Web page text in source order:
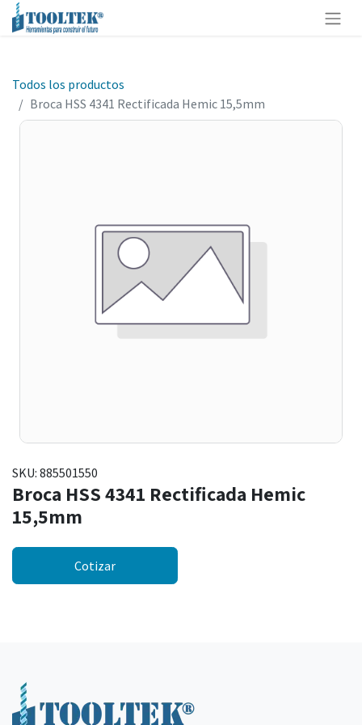
Todos los productos
Broca HSS 4341 Rectificada Hemic 15,5mm
SKU: 885501550
Broca HSS 4341 Rectificada Hemic
15,5mm
Cotizar